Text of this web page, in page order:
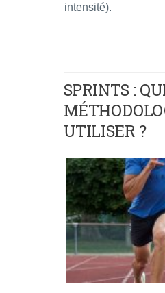
intensité).
SPRINTS :
UTILISER ?